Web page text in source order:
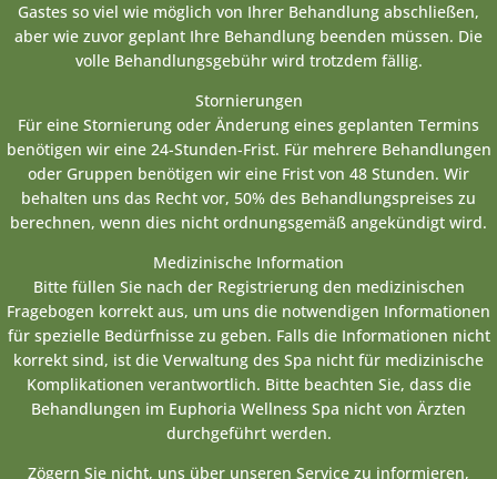
Gastes so viel wie möglich von Ihrer Behandlung abschließen,
aber wie zuvor geplant Ihre Behandlung beenden müssen. Die
volle Behandlungsgebühr wird trotzdem fällig.
Stornierungen
Für eine Stornierung oder Änderung eines geplanten Termins
benötigen wir eine 24-Stunden-Frist. Für mehrere Behandlungen
oder Gruppen benötigen wir eine Frist von 48 Stunden. Wir
behalten uns das Recht vor, 50% des Behandlungspreises zu
berechnen, wenn dies nicht ordnungsgemäß angekündigt wird.
Medizinische Information
Bitte füllen Sie nach der Registrierung den medizinischen
Fragebogen korrekt aus, um uns die notwendigen Informationen
für spezielle Bedürfnisse zu geben. Falls die Informationen nicht
korrekt sind, ist die Verwaltung des Spa nicht für medizinische
Komplikationen verantwortlich. Bitte beachten Sie, dass die
Behandlungen im Euphoria Wellness Spa nicht von Ärzten
durchgeführt werden.
Zögern Sie nicht, uns über unseren Service zu informieren,